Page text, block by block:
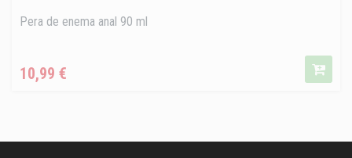
Pera de enema anal 90 ml
10,99 €